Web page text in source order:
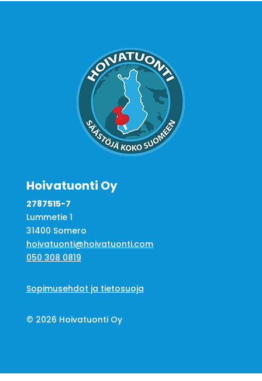
Hoivatuonti Oy
2787515-7
Lummetie 1
31400 Somero
hoivatuonti@hoivatuonti.com
050 308 0819
Sopimusehdot ja tietosuoja
© 2026 Hoivatuonti Oy